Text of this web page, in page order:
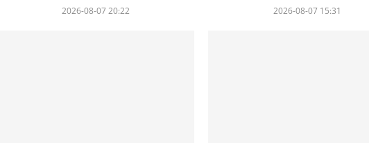
2026-08-07 20:22
2026-08-07 15:31